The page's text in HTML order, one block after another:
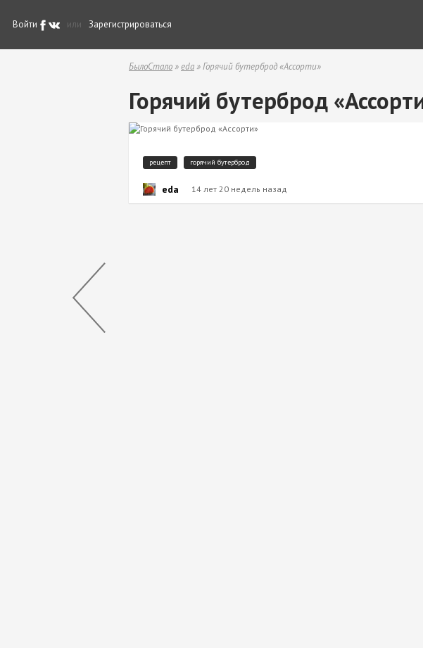
Войти или Зарегистрироваться
БылоСтало »eda » Горячий бутерброд «Ассорти»
Горячий бутерброд
рецепт горячий бутерброд
eda 14 лет 20 недель назад